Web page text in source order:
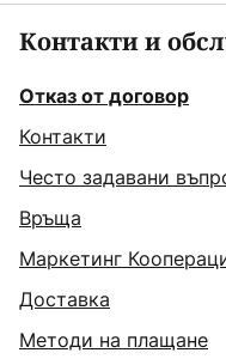
Контакти и
Отказ от договор
Контакти
Често задавани
Връща
Маркетинг
Доставка
Методи на плащане